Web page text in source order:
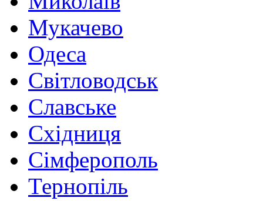
Мукачево
Одеса
Світловодськ
Славське
Східниця
Сімферополь
Тернопіль